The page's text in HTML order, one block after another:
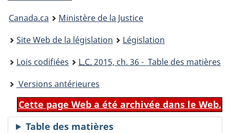
You
are
here:
Canada.ca
Ministère de la Justice
Site Web de la législation
Législation
Lois codifiées
L.C. 2015, ch. 36 - Table des matières
Versions antérieures
Cette page Web a été archivée dans le Web.
Table des matières